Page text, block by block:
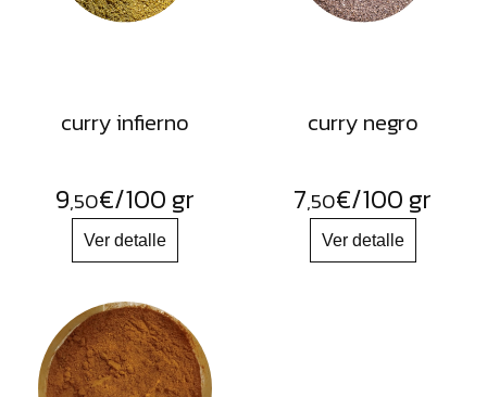
curry infierno
9,50€/100 gr
curry negro
7,50€/100 gr